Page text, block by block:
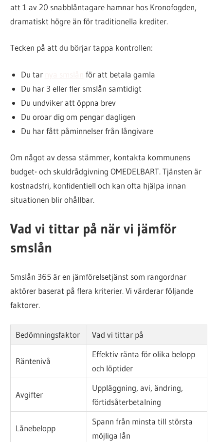
att 1 av 20 snabblåntagare hamnar hos Kronofogden,
dramatiskt högre än för traditionella krediter.
Tecken på att du börjar tappa kontrollen:
Du tar
för att betala gamla
Du har 3 eller fler smslån samtidigt
Du undviker att öppna brev
Du oroar dig om pengar dagligen
Du har fått påminnelser från långivare
Om något av dessa stämmer, kontakta kommunens
budget- och skuldrådgivning OMEDELBART. Tjänsten är
kostnadsfri, konfidentiell och kan ofta hjälpa innan
situationen blir ohållbar.
Vad vi tittar på när vi jämför
smslån
Smslån 365 är en jämförelsetjänst som rangordnar
aktörer baserat på flera kriterier. Vi värderar följande
faktorer.
Bedömningsfaktor Vad vi tittar på
Räntenivå
Effektiv ränta för olika belopp
och löptider
Avgifter
Uppläggning, avi, ändring,
förtidsåterbetalning
Lånebelopp
Spann från minsta till största
möjliga lån